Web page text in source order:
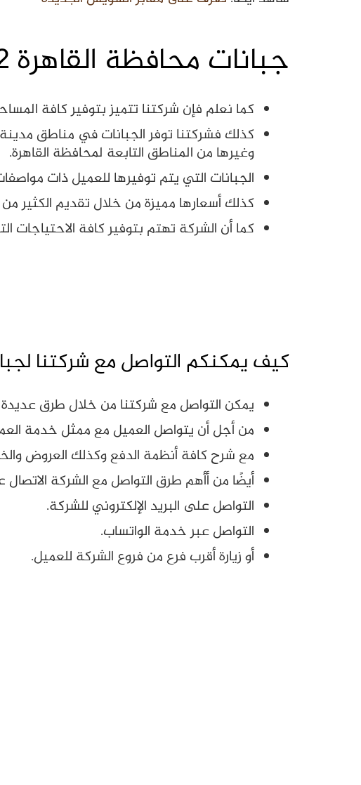
جبانات محافظة القاهرة 2022
كما نعلم فإن شركتنا تتميز بتوفير كافة
كذلك فشركتنا توفر الجبانات في مناطق
وغيرها من المناطق التابعة لمحافظة القاهرة.
الجبانات التي يتم توفيرها للعميل ذات
كذلك أسعارها مميزة من خلال تقديم الكثير
كما أن الشركة تهتم بتوفير كافة
كيف يمكنكم التواصل مع شركتنا
يمكن التواصل مع شركتنا من خلال طرق عديدة
من أجل أن يتواصل العميل مع ممثل خدمة
مع شرح كافة أنظمة الدفع وكذلك العروض
أيضًا من أأهم طرق التواصل مع الشركة الاتصال
التواصل على البريد الإلكتروني للشركة.
التواصل عبر خدمة الواتساب.
أو زيارة أقرب فرع من فروع الشركة للعميل.